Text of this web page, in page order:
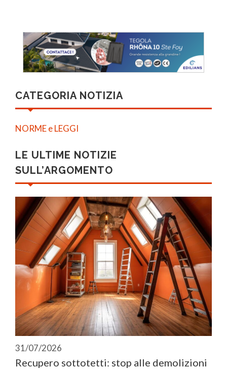
CATEGORIA NOTIZIA
NORME e LEGGI
LE ULTIME NOTIZIE
SULL’ARGOMENTO
31/07/2026
Recupero sottotetti: stop alle demolizioni